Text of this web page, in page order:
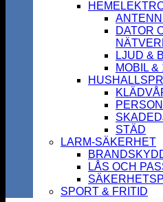
DATOR
LJUD &
MOBIL &
STÄD
LARM-SÄKERHET
LÅS OCH
SPORT & FRITID